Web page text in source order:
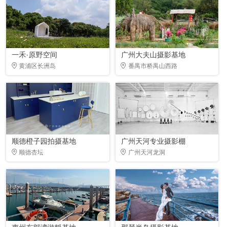
一禾·原野空间
黄浦区长洲岛
广州大夫山摄影基地
番禺市桥禺山西路
顺德橙子园拍摄基地
顺德杏坛
广州天河专业摄影棚
广州天河龙洞